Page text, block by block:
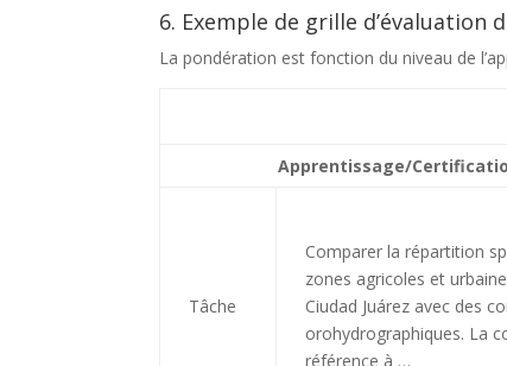
6. Exemple de grille d’évaluation
La pondération est fonction du niveau de
Apprentissage/
Tâche
Comparer la répartition
zones agricoles et
Ciudad Juárez avec des
orohydrographiques. La
référence à …